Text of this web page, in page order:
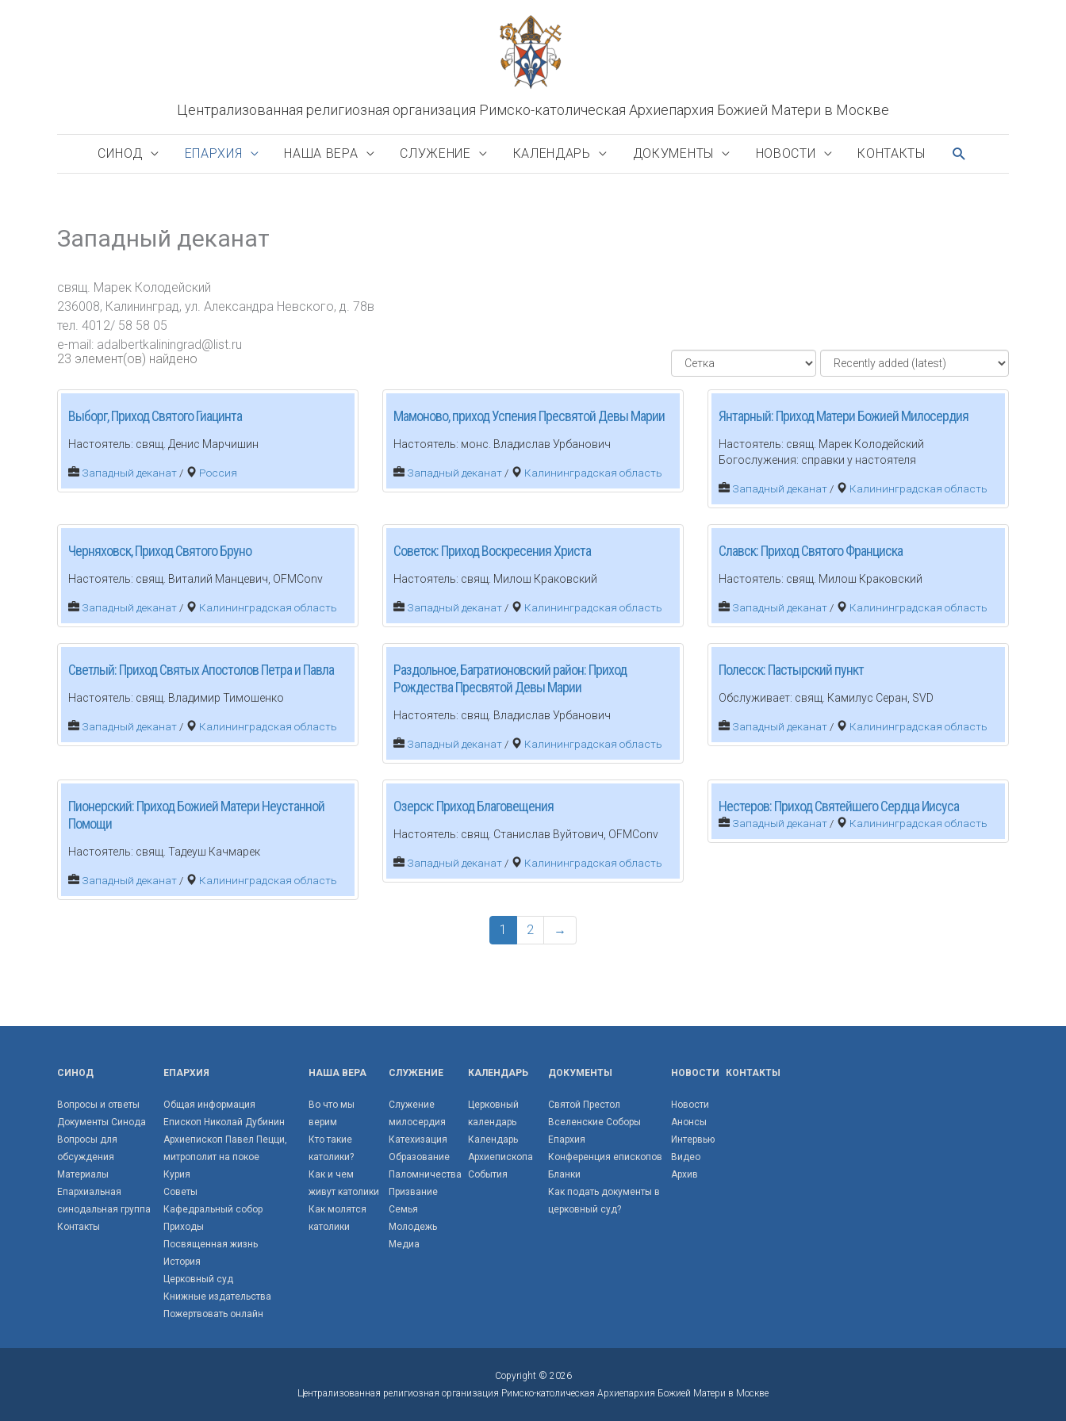
Централизованная религиозная организация Римско-католическая Архиепархия Божией Матери в Москве
СИНОД ЕПАРХИЯ НАША ВЕРА СЛУЖЕНИЕ КАЛЕНДАРЬ ДОКУМЕНТЫ НОВОСТИ КОНТАКТЫ ПОИСК
Западный деканат
свящ. Марек Колодейский
236008, Калининград, ул. Александра Невского, д. 78в
тел. 4012/ 58 58 05
e-mail: adalbertkaliningrad@list.ru
23 элемент(ов) найдено
Выборг, Приход Святого Гиацинта
Настоятель: свящ. Денис Марчишин
Западный деканат / Россия
Мамоново, приход Успения Пресвятой Девы Марии
Настоятель: монс. Владислав Урбанович
Западный деканат / Калининградская область
Янтарный: Приход Матери Божией Милосердия
Настоятель: свящ. Марек Колодейский
Богослужения: справки у настоятеля
Западный деканат / Калининградская область
Черняховск, Приход Святого Бруно
Настоятель: свящ. Виталий Манцевич, OFMConv
Западный деканат / Калининградская область
Советск: Приход Воскресения Христа
Настоятель: свящ. Милош Краковский
Западный деканат / Калининградская область
Славск: Приход Святого Франциска
Настоятель: свящ. Милош Краковский
Западный деканат / Калининградская область
Светлый: Приход Святых Апостолов Петра и Павла
Настоятель: свящ. Владимир Тимошенко
Западный деканат / Калининградская область
Раздольное, Багратионовский район: Приход
Рождества Пресвятой Девы Марии
Настоятель: свящ. Владислав Урбанович
Западный деканат / Калининградская область
Полесск: Пастырский пункт
Обслуживает: свящ. Камилус Серан, SVD
Западный деканат / Калининградская область
Пионерский: Приход Божией Матери Неустанной
Помощи
Настоятель: свящ. Тадеуш Качмарек
Западный деканат / Калининградская область
Озерск: Приход Благовещения
Настоятель: свящ. Станислав Вуйтович, OFMConv
Западный деканат / Калининградская область
Нестеров: Приход Святейшего Сердца Иисуса
Западный деканат / Калининградская область
1 2 →
СИНОД
Вопросы и ответы
Документы Синода
Вопросы для
обсуждения
Материалы
Епархиальная
синодальная группа
Контакты
ЕПАРХИЯ
Общая информация
Епископ Николай Дубинин
Архиепископ Павел Пецци,
митрополит на покое
Курия
Советы
Кафедральный собор
Приходы
Посвященная жизнь
История
Церковный суд
Книжные издательства
Пожертвовать онлайн
НАША ВЕРА
Во что мы
верим
Кто такие
католики?
Как и чем
живут католики
Как молятся
католики
СЛУЖЕНИЕ
Служение
милосердия
Катехизация
Образование
Паломничества
Призвание
Семья
Молодежь
Медиа
КАЛЕНДАРЬ
Церковный
календарь
Календарь
Архиепископа
События
ДОКУМЕНТЫ
Святой Престол
Вселенские Соборы
Епархия
Конференция епископов
Бланки
Как подать документы в
церковный суд?
НОВОСТИ
Новости
Анонсы
Интервью
Видео
Архив
КОНТАКТЫ
Copyright © 2026
Централизованная религиозная организация Римско-католическая Архиепархия Божией Матери в Москве